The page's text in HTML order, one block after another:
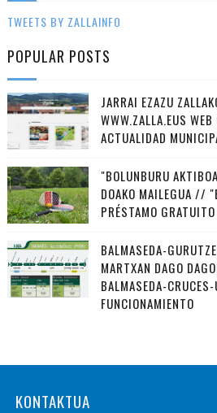
TWEETS BY ZALLAINFO
POPULAR POSTS
JARRAI EZAZU
WWW.ZALLA.EUS
ACTUALIDAD
"BOLUNBURU
DOAKO MAILEGUA //
PRÉSTAMO
BALMASEDA-
MARTXAN DAGO
BALMASEDA-
FUNCIONAMIENTO
KONTAKTUA